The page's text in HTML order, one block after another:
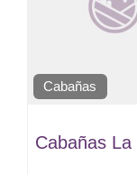
Cabañas
Cabañas